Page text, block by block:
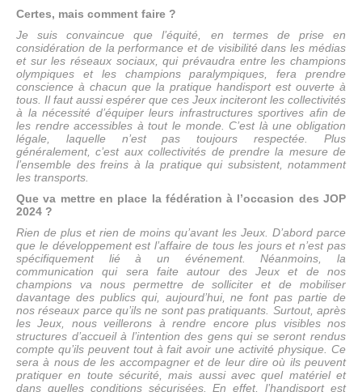
Certes, mais comment faire ?
Je suis convaincue que l’équité, en termes de prise en
considération de la performance et de visibilité dans les médias
et sur les réseaux sociaux, qui prévaudra entre les champions
olympiques et les champions paralympiques, fera prendre
conscience à chacun que la pratique handisport est ouverte à
tous. Il faut aussi espérer que ces Jeux inciteront les collectivités
à la nécessité d’équiper leurs infrastructures sportives afin de
les rendre accessibles à tout le monde. C’est là une obligation
légale, laquelle n’est pas toujours respectée. Plus
généralement, c’est aux collectivités de prendre la mesure de
l’ensemble des freins à la pratique qui subsistent, notamment
les transports.
Que va mettre en place la fédération à l’occasion des JOP
2024 ?
Rien de plus et rien de moins qu’avant les Jeux. D’abord parce
que le développement est l’affaire de tous les jours et n’est pas
spécifiquement lié à un événement. Néanmoins, la
communication qui sera faite autour des Jeux et de nos
champions va nous permettre de solliciter et de mobiliser
davantage des publics qui, aujourd’hui, ne font pas partie de
nos réseaux parce qu’ils ne sont pas pratiquants. Surtout, après
les Jeux, nous veillerons à rendre encore plus visibles nos
structures d’accueil à l’intention des gens qui se seront rendus
compte qu’ils peuvent tout à fait avoir une activité physique. Ce
sera à nous de les accompagner et de leur dire où ils peuvent
pratiquer en toute sécurité, mais aussi avec quel matériel et
dans quelles conditions sécurisées. En effet, l’handisport est